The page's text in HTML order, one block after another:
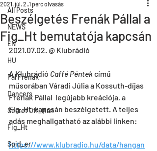
All Posts
NEWS
EN
HU
Pal Frenak
Dancers
Secret Off_Man
Fig_Ht
Spid_er
Beszélgetés Frenák Pállal a
Fig_Ht bemutatója kapcsán
2021. júl. 2.1 perc olvasás
2021.07.02. @ Klubrádió
A Klubrádió Caffé Péntek című
műsorában Váradi Júlia a Kossuth-díjas
Frenák Pállal  legújabb kreációja, a
Fig_Ht  kapcsán beszélgetett. A teljes
adás meghallgatható az alábbi linken:
https://www.klubradio.hu/data/hangan